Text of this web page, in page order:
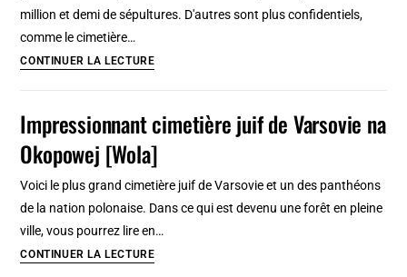
million et demi de sépultures. D'autres sont plus confidentiels,
comme le cimetière…
CONTINUER LA LECTURE4
à
Dublin
dont
gigantesque
Impressionnant cimetière juif de Varsovie na
Okopowej [Wola]
Voici le plus grand cimetière juif de Varsovie et un des panthéons
de la nation polonaise. Dans ce qui est devenu une forêt en pleine
ville, vous pourrez lire en…
CONTINUER LA LECTUREImpressionnant